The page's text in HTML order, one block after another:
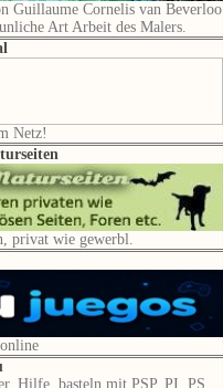
Guillaume Cornelis van Beverloo
Art Arbeit des Malers.
Netz!
privat wie gewerbl.
Hilfe, basteln mit PSP, PI, PS,